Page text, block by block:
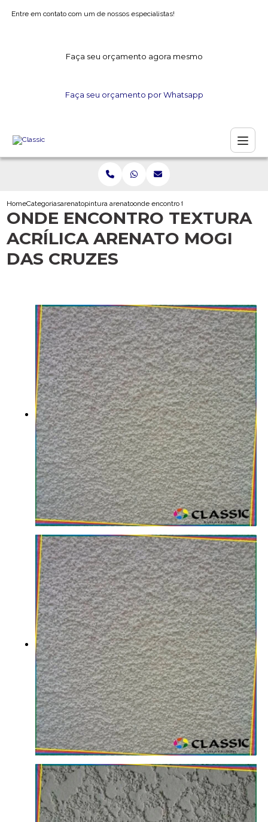
Entre em contato com um de nossos especialistas!
Faça seu orçamento agora mesmo
Faça seu orçamento por Whatsapp
HomeCategoriasarenatopintura arenatoonde encontro textura acrilica arenato
ONDE ENCONTRO TEXTURA
ACRÍLICA ARENATO MOGI
DAS CRUZES